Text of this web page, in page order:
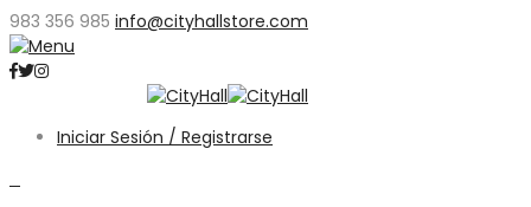
983 356 985 info@cityhallstore.com
Iniciar Sesión / Registrarse